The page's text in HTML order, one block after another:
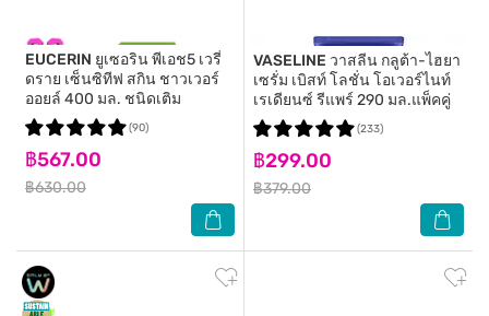
EUCERIN ยูเซอริน พีเอช5 เวรี่
ดราย เซ็นซิทีฟ สกิน ชาวเวอร์
ออยล์ 400 มล. ชนิดเติม
฿567.00
฿630.00
(90)
VASELINE วาสลีน กลูต้า-ไฮยา
เซรั่ม เบิสท์ โลชั่น โอเวอร์ไนท์
เรเดียนซ์ รีแพร์ 290 มล.แพ็คคู่
฿299.00
฿379.00
(233)